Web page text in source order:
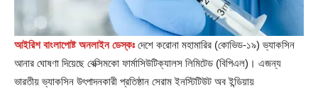
আইরিশ বাংলাপোষ্ট অনলাইন ডেস্কঃ দেশে করোনা মহামারির (কোভিড-১৯) ভ্যাকসিন
আনার ঘোষণা দিয়েছে বেক্সিমকো ফার্মাসিউটিক্যালস লিমিটেড (বিপিএল)। এজন্য
ভারতীয় ভ্যাকসিন উৎপাদনকারী প্রতিষ্ঠান সেরাম ইনস্টিটিউট অব ইন্ডিয়ায়